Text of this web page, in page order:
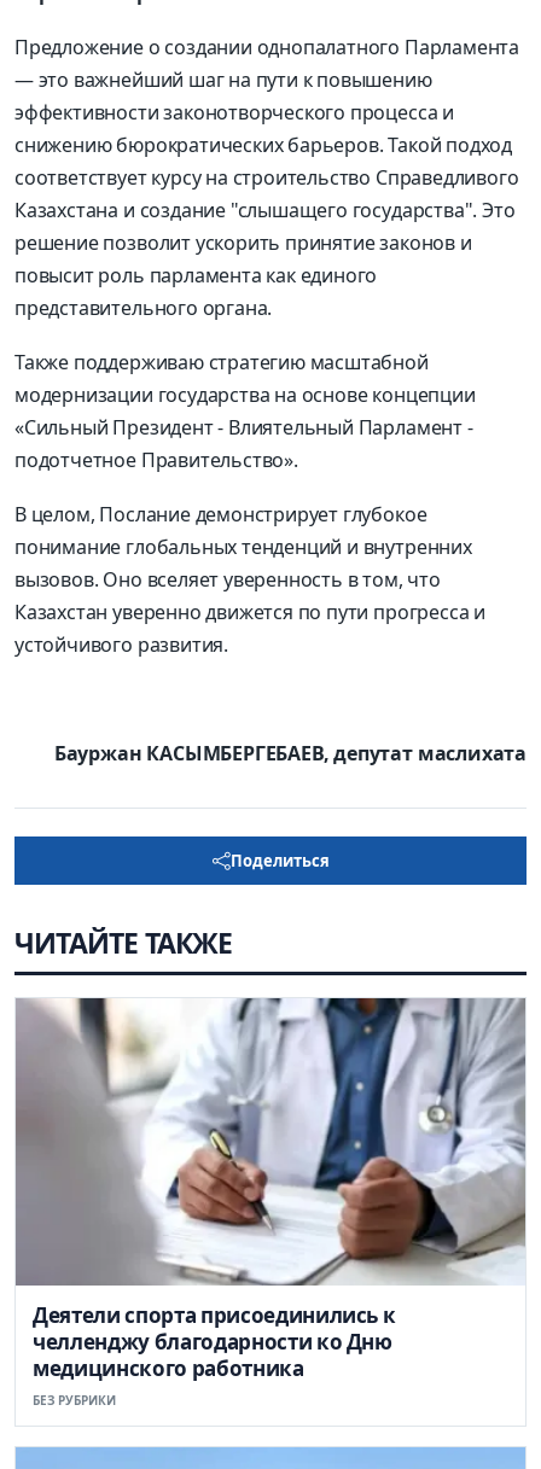
Предложение о создании однопалатного Парламента
— это важнейший шаг на пути к повышению
эффективности законотворческого процесса и
снижению бюрократических барьеров. Такой подход
соответствует курсу на строительство Справедливого
Казахстана и создание "слышащего государства". Это
решение позволит ускорить принятие законов и
повысит роль парламента как единого
представительного органа.
Также поддерживаю стратегию масштабной
модернизации государства на основе концепции
«Сильный Президент - Влиятельный Парламент -
подотчетное Правительство».
В целом, Послание демонстрирует глубокое
понимание глобальных тенденций и внутренних
вызовов. Оно вселяет уверенность в том, что
Казахстан уверенно движется по пути прогресса и
устойчивого развития.
Бауржан КАСЫМБЕРГЕБАЕВ, депутат маслихата
Поделиться
ЧИТАЙТЕ ТАКЖЕ
Деятели спорта присоединились к
челленджу благодарности ко Дню
медицинского работника
БЕЗ РУБРИКИ